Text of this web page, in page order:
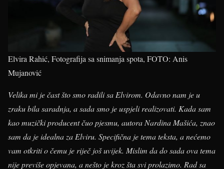
Elvira Rahić, Fotografija sa snimanja spota, FOTO: Anis
Mujanović
Velika mi je čast što smo radili sa Elvirom. Odavno nam je u
zraku bila saradnja, a sada smo je uspjeli realizovati. Kada sam
kao muzički producent čuo pjesmu, autora Nardina Mašića, znao
sam da je idealna za Elviru. Specifična je tema teksta, a nećemo
vam otkriti o čemu je riječ još uvijek. Mislim da do sada ova tema
nije previše opjevana, a nešto je kroz šta svi prolazimo. Rad sa